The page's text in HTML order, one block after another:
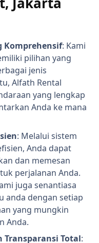
Komprehensif: Kami
pilihan yang
jenis
Alfath Rental
yang lengkap
Anda ke mana
: Melalui sistem
Anda dapat
dan memesan
perjalanan Anda.
juga senantiasa
anda dengan setiap
yang mungkin
Anda.
Transparansi Total: